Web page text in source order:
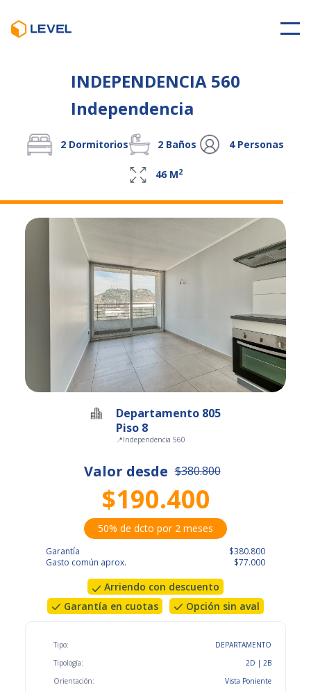
INDEPENDENCIA 560
Independencia
2 Dormitorios 2 Baños 4Personas
46 M2
Departamento 805
Piso 8
📍Independencia 560
Valor desde $380.800
$190.400
50% de dcto por 2 meses
Garantía
Gasto común aprox.
$380.800
$77.000
Arriendo con descuento
Garantía en cuotas
Opción sin aval
Tipo:
Tipología:
Orientación:
DEPARTAMENTO
2D | 2B
Vista Poniente